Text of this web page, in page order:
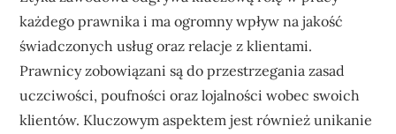
każdego prawnika i ma ogromny wpływ na jakość
świadczonych usług oraz relacje z klientami.
Prawnicy zobowiązani są do przestrzegania zasad
uczciwości, poufności oraz lojalności wobec swoich
klientów. Kluczowym aspektem jest również unikanie